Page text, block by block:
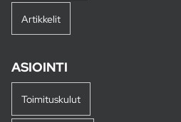
Artikkelit
ASIOINTI
Toimituskulut